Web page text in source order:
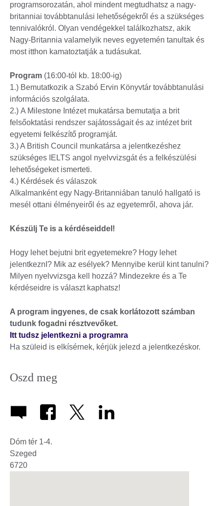
programsorozatán, ahol mindent megtudhatsz a nagy-
britanniai továbbtanulási lehetőségekről és a szükséges
tennivalókról. Olyan vendégekkel találkozhatsz, akik
Nagy-Britannia valamelyik neves egyetemén tanultak és
most itthon kamatoztatják a tudásukat.
Program (16:00-tól kb. 18:00-ig)
1.) Bemutatkozik a Szabó Ervin Könyvtár továbbtanulási
információs szolgálata.
2.) A Milestone Intézet mukatársa bemutatja a brit
felsőoktatási rendszer sajátosságait és az intézet brit
egyetemi felkészítő programját.
3.) A British Council munkatársa a jelentkezéshez
szükséges IELTS angol nyelvvizsgát és a felkészülési
lehetőségeket ismerteti.
4.) Kérdések és válaszok
Alkalmanként egy Nagy-Britanniában tanuló hallgató is
mesél ottani élményeiről és az egyetemről, ahova jár.
Készülj Te is a kérdéseiddel!
Hogy lehet bejutni brit egyetemekre? Hogy lehet
jelentkeznI? Mik az esélyek? Mennyibe kerül kint tanulni?
Milyen nyelvvizsga kell hozzá? Mindezekre és a Te
kérdéseidre is választ kaphatsz!
A program ingyenes, de csak korlátozott számban
tudunk fogadni résztvevőket.
Itt tudsz jelentkezni a programra
Ha szüleid is elkísérnek, kérjük jelezd a jelentkezéskor.
Oszd meg
Dóm tér 1-4.
Szeged
6720